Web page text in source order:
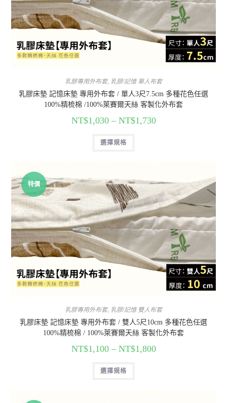
乳膠專用外布套, 乳膠/記憶 單人布套
乳膠床墊 記憶床墊 專用外布套 / 單人3尺7.5cm 多種花色任選
100%精梳棉 /100%萊賽爾天絲 客製化外布套
NT$1,030– NT$1,730
選擇規格
特價
乳膠專用外布套, 乳膠/記憶 雙人布套
乳膠床墊 記憶床墊 專用外布套 / 雙人5尺10cm 多種花色任選
100%精梳棉 / 100%萊賽爾天絲 客製化外布套
NT$1,100– NT$1,800
選擇規格